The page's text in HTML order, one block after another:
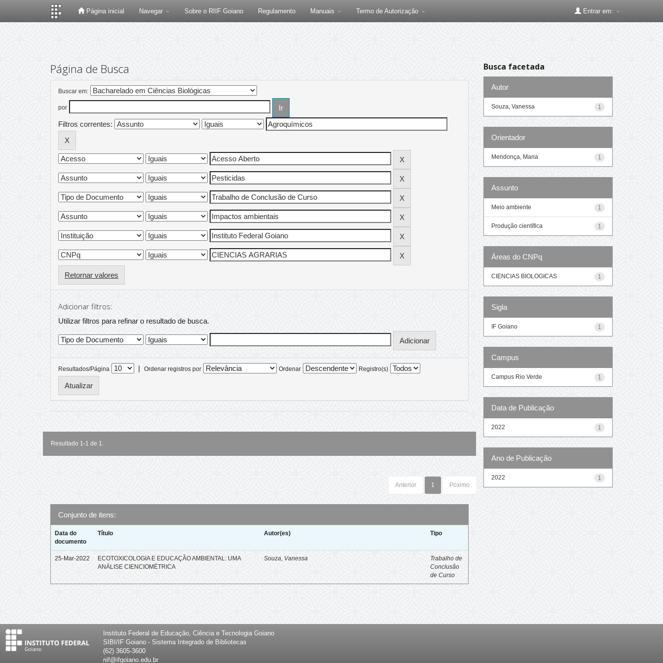
Página inicial Navegar Sobre o RIIF Goiano Regulamento Manuais Termo de Autorização Entrar em:
Página de Busca
Buscar em:
por
Filtros correntes:
Retornar valores
Adicionar filtros:
Utilizar filtros para refinar o resultado de busca.
Resultados/Página | Ordenar registros por Ordenar Registro(s)
Resultado 1-1 de 1.
Anterior 1 Póximo
Conjunto de itens:
Data do
documento
Título Autor(es) Tipo
25-Mar-2022
ECOTOXICOLOGIA E EDUCAÇÃO AMBIENTAL: UMA
ANÁLISE CIENCIOMÉTRICA
Souza, Vanessa
Trabalho de
Conclusão
de Curso
Busca facetada
Autor
1
Souza, Vanessa
Orientador
1
Mendonça, Maria
Assunto
1
Meio ambiente
1
Produção científica
Áreas do CNPq
1
CIENCIAS BIOLOGICAS
Sigla
1
IF Goiano
Campus
1
Campus Rio Verde
Data de Publicação
1
2022
Ano de Publicação
1
2022
Instituto Federal de Educação, Ciência e Tecnologia Goiano
SIBI/IF Goiano - Sistema Integrado de Bibliotecas
(62) 3605-3600
riif@ifgoiano.edu.br